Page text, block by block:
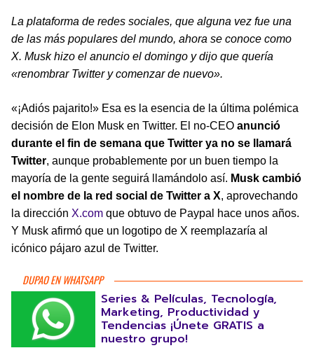
La plataforma de redes sociales, que alguna vez fue una
de las más populares del mundo, ahora se conoce como
X. Musk hizo el anuncio el domingo y dijo que quería
«renombrar Twitter y comenzar de nuevo».
«¡Adiós pajarito!» Esa es la esencia de la última polémica
decisión de Elon Musk en Twitter. El no-CEO anunció
durante el fin de semana que Twitter ya no se llamará
Twitter, aunque probablemente por un buen tiempo la
mayoría de la gente seguirá llamándolo así. Musk cambió
el nombre de la red social de Twitter a X, aprovechando
la dirección X.com que obtuvo de Paypal hace unos años.
Y Musk afirmó que un logotipo de X reemplazaría al
icónico pájaro azul de Twitter.
DUPAO EN WHATSAPP
Series & Películas, Tecnología,
Marketing, Productividad y
Tendencias ¡Únete GRATIS a
nuestro grupo!